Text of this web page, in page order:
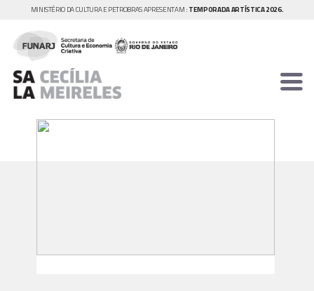
MINISTÉRIO DA CULTURA E PETROBRAS APRESENTAM : TEMPORADA ARTÍSTICA 2026.